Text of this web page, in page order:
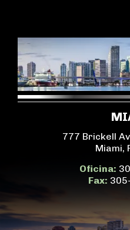
777 Brickell
Miami,
Oficina:
Fax: